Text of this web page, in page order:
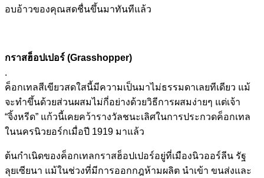
อบอ้าวของคุณสดชื่นขึ้นมาทันทีแล้ว
กราสฮ็อปเปอร์ (Grasshopper)
.
ค็อกเทลสีเขียวสดใสนี้มีความเป็นมาไม่ธรรมดาเลยทีเดียว แม้
จะทำขึ้นด้วยส่วนผสมไม่กี่อย่างด้วยวิธีการผสมง่ายๆ แต่เจ้า
“จิ้งหรีด” แก้วนี้เคยคว้ารางวัลชนะเลิศในการประกวดค็อกเทล
ในนครนิวยอร์กเมื่อปี 1919 มาแล้ว
ต้นกำเนิดของค็อกเทลกราสฮ็อปเปอร์อยู่ที่เมืองนิวออร์ลีน รัฐ
ลุยเซียนา แม้ในช่วงที่มีการออกกฎห้ามผลิต นำเข้า ขนส่งและ